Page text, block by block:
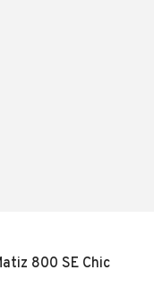
800 SE Chic